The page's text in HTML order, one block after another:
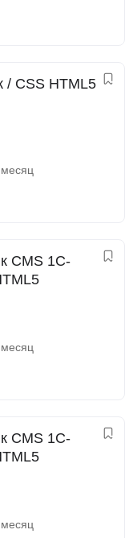
/ CSS HTML5
CMS 1С-
CMS 1С-